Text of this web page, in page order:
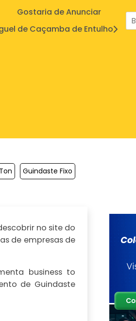
Gostaria de Anunciar
de Caçamba de Entulho
Guindaste Fixo
no site do
de empresas de
business to
de Guindaste